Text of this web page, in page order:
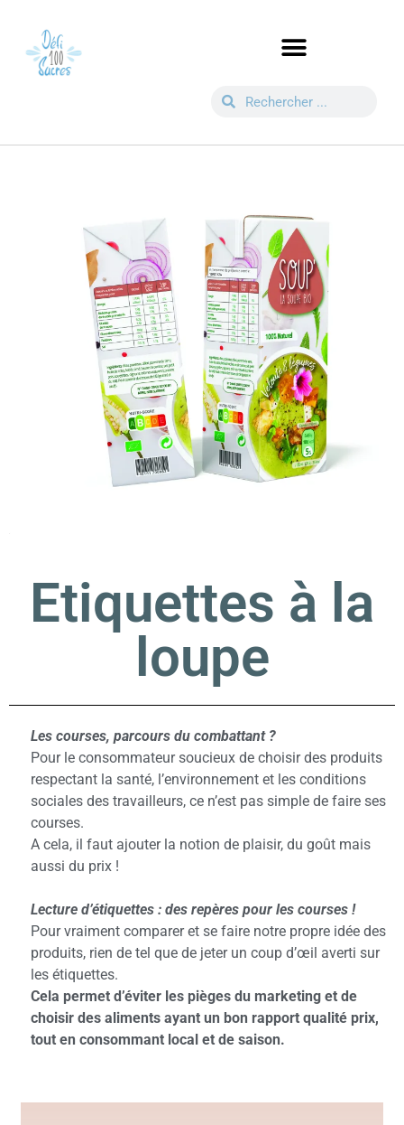
Etiquettes à la
loupe
Les courses, parcours du combattant ?
Pour le consommateur soucieux de choisir des produits
respectant la santé, l’environnement et les conditions
sociales des travailleurs, ce n’est pas simple de faire ses
courses.
A cela, il faut ajouter la notion de plaisir, du goût mais
aussi du prix !
Lecture d’étiquettes : des repères pour les courses !
Pour vraiment comparer et se faire notre propre idée des
produits, rien de tel que de jeter un coup d’œil averti sur
les étiquettes.
Cela permet d’éviter les pièges du marketing et de
choisir des aliments ayant un bon rapport qualité prix,
tout en consommant local et de saison.